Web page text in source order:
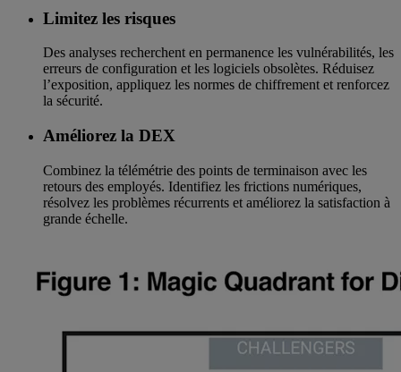
Limitez les risques
Des analyses recherchent en permanence les vulnérabilités, les
erreurs de configuration et les logiciels obsolètes. Réduisez
l’exposition, appliquez les normes de chiffrement et renforcez
la sécurité.
Améliorez la DEX
Combinez la télémétrie des points de terminaison avec les
retours des employés. Identifiez les frictions numériques,
résolvez les problèmes récurrents et améliorez la satisfaction à
grande échelle.